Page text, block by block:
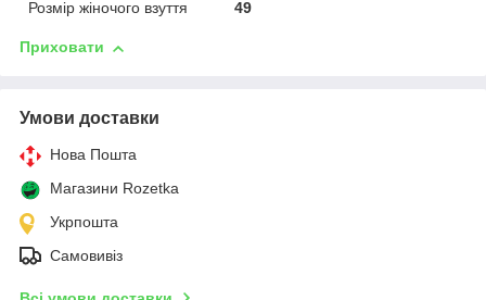
Розмір жіночого взуття
49
Приховати
Умови доставки
Нова Пошта
Магазини Rozetka
Укрпошта
Самовивіз